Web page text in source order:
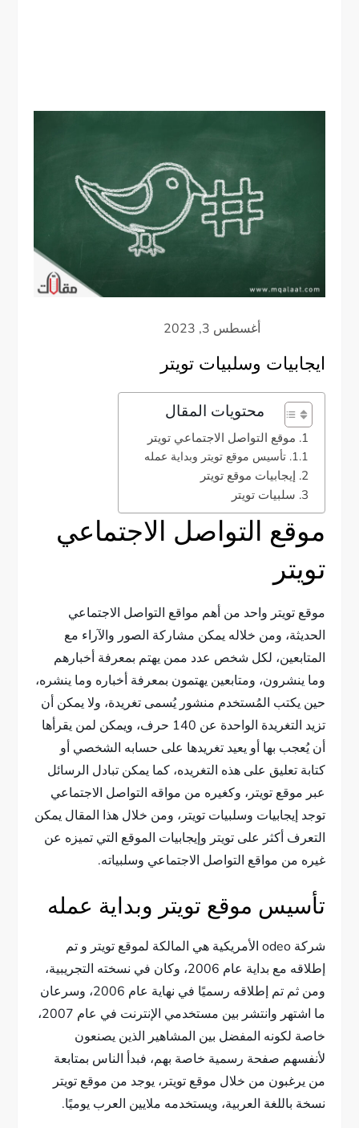
ايجابيات وسلبيات تويتر
محتويات المقال
موقع التواصل الاجتماعي تويتر
تأسيس موقع تويتر وبداية عمله
إيجابيات موقع تويتر
سلبيات تويتر
موقع التواصل الاجتماعي
تويتر
موقع تويتر واحد من أهم مواقع التواصل الاجتماعي
الحديثة، ومن خلاله يمكن مشاركة الصور والآراء مع
المتابعين، لكل شخص عدد ممن يهتم بمعرفة أخبارهم
وما ينشرون، ومتابعين يهتمون بمعرفة أخباره وما ينشره،
حين يكتب المُستخدم منشور يُسمى تغريدة، ولا يمكن أن
تزيد التغريدة الواحدة عن 140 حرف، ويمكن لمن يقرأها
أن يُعجب بها أو يعيد تغريدها على حسابه الشخصي أو
كتابة تعليق على هذه التغريده، كما يمكن تبادل الرسائل
عبر موقع تويتر، وكغيره من مواقه التواصل الاجتماعي
توجد إيجابيات وسلبيات تويتر، ومن خلال هذا المقال يمكن
التعرف أكثر على تويتر وإيجابيات الموقع التي تميزه عن
غيره من مواقع التواصل الاجتماعي وسلبياته.
تأسيس موقع تويتر وبداية عمله
شركة odeo الأمريكية هي المالكة لموقع تويتر و تم
إطلاقه مع بداية عام 2006، وكان في نسخته التجريبية،
ومن ثم تم إطلاقه رسميًا في نهاية عام 2006، وسرعان
ما اشتهر وانتشر بين مستخدمي الإنترنت في عام 2007،
خاصة لكونه المفضل بين المشاهير الذين يصنعون
لأنفسهم صفحة رسمية خاصة بهم، فبدأ الناس بمتابعة
من يرغبون من خلال موقع تويتر، يوجد من موقع تويتر
نسخة باللغة العربية، ويستخدمه ملايين العرب يوميًا.